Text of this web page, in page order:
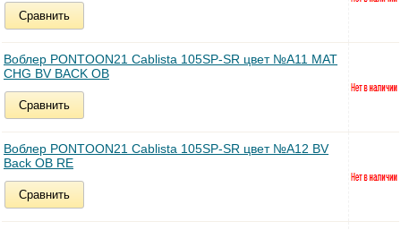
Сравнить
Воблер PONTOON21 Cablista 105SP-SR цвет №A11 MAT
CHG BV BACK OB
Сравнить
Воблер PONTOON21 Cablista 105SP-SR цвет №A12 BV
Back OB RE
Сравнить